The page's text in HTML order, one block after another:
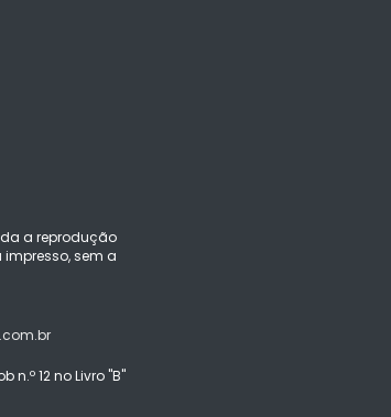
a reprodução
sem a
12 no Livro "B"